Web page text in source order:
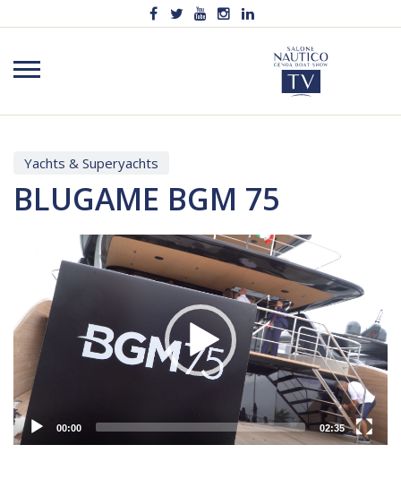
Yachts & Superyachts
BLUGAME BGM 75
Player
00:00 02:35